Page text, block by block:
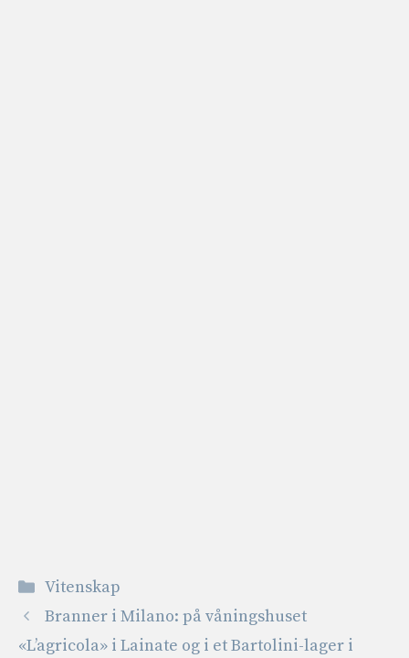
Kategorier
Vitenskap
Branner i Milano: på våningshuset
«L’agricola» i Lainate og i et Bartolini-lager i